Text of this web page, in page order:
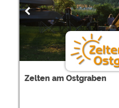
Zelten am Ostgraben
Google Remarketing
Die Cookieeinstellungen
über "COOKIES" geändert